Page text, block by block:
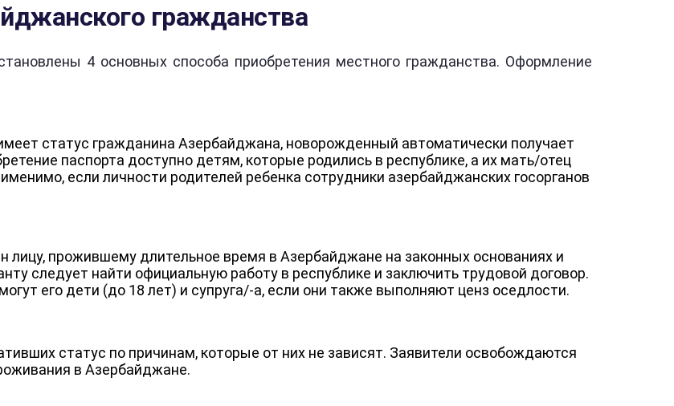
гражданства
4 основных способа приобретения местного гражданства. Оформление
статус гражданина Азербайджана, новорожденный автоматически получает
паспорта доступно детям, которые родились в республике, а их мать/отец
если личности родителей ребенка сотрудники азербайджанских госорганов
лицу, прожившему длительное время в Азербайджане на законных основаниях и
следует найти официальную работу в республике и заключить трудовой договор.
его дети (до 18 лет) и супруга/-а, если они также выполняют ценз оседлости.
статус по причинам, которые от них не зависят. Заявители освобождаются
в Азербайджане.